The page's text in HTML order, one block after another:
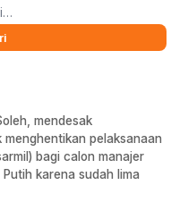
mendesak
pelaksanaan
bagi calon manajer
karena sudah lima